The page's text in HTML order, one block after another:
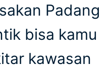
Padang
bisa kamu
kawasan